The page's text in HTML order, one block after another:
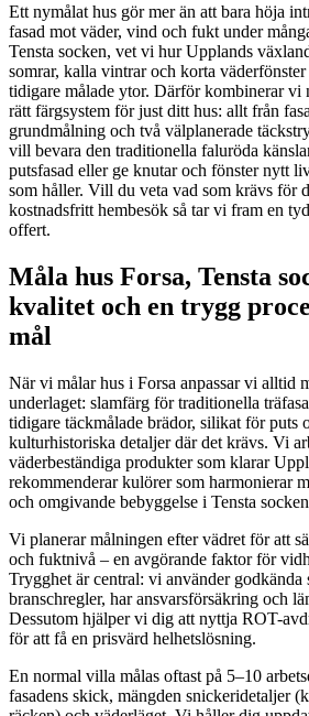
Ett nymålat hus gör mer än att bara höja
fasad mot väder, vind och fukt under
Tensta socken, vet vi hur Upplands
somrar, kalla vintrar och korta
tidigare målade ytor. Därför kombinerar vi
rätt färgsystem för just ditt hus: allt från
grundmålning och två välplanerade
vill bevara den traditionella faluröda
putsfasad eller ge knutar och fönster nytt
som håller. Vill du veta vad som krävs för
kostnadsfritt hembesök så tar vi fram en
offert.
Måla hus Forsa, Tensta
kvalitet och en trygg
mål
När vi målar hus i Forsa anpassar vi alltid
underlaget: slamfärg för traditionella
tidigare täckmålade brädor, silikat för puts
kulturhistoriska detaljer där det krävs. Vi
väderbeständiga produkter som klarar
rekommenderar kulörer som harmonierar
och omgivande bebyggelse i Tensta
Vi planerar målningen efter vädret för att
och fuktnivå – en avgörande faktor för
Trygghet är central: vi använder
branschregler, har ansvarsförsäkring och
Dessutom hjälper vi dig att nyttja ROT-
för att få en prisvärd helhetslösning.
En normal villa målas oftast på 5–10
fasadens skick, mängden snickeridetaljer